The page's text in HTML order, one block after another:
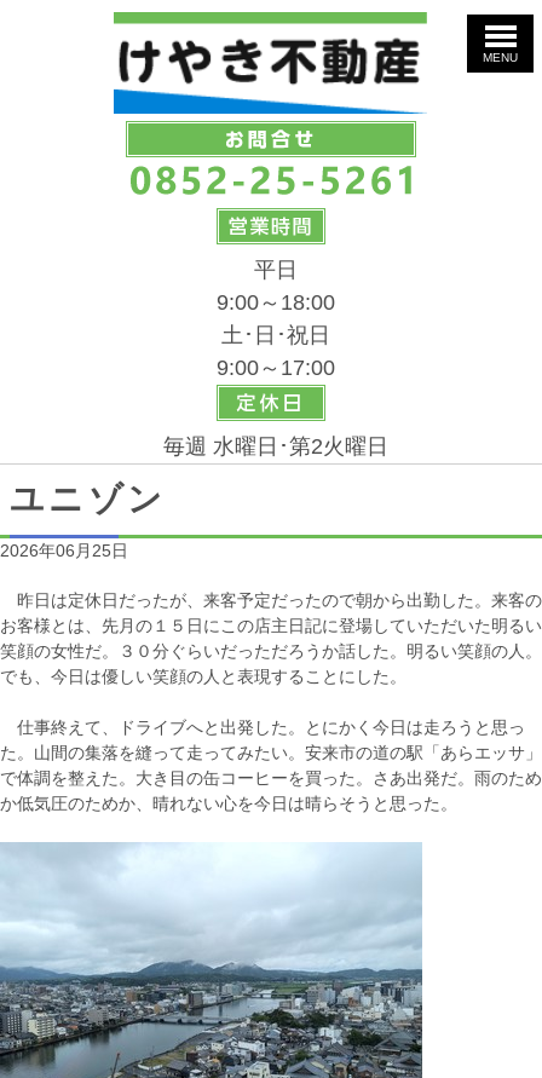
MENU
平日
9:00～18:00
土･日･祝日
9:00～17:00
毎週 水曜日･第2火曜日
ユニゾン
2026年06月25日
昨日は定休日だったが、来客予定だったので朝から出勤した。来客の
お客様とは、先月の１５日にこの店主日記に登場していただいた明るい
笑顔の女性だ。３０分ぐらいだっただろうか話した。明るい笑顔の人。
でも、今日は優しい笑顔の人と表現することにした。
仕事終えて、ドライブへと出発した。とにかく今日は走ろうと思っ
た。山間の集落を縫って走ってみたい。安来市の道の駅「あらエッサ」
で体調を整えた。大き目の缶コーヒーを買った。さあ出発だ。雨のため
か低気圧のためか、晴れない心を今日は晴らそうと思った。